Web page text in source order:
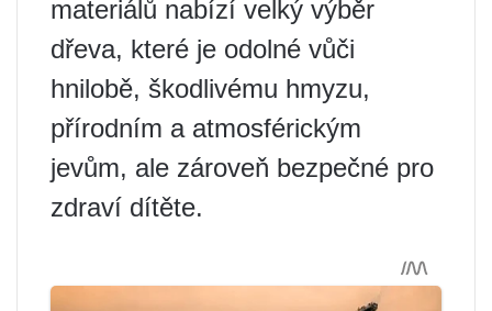
materiálů nabízí velký výběr
dřeva, které je odolné vůči
hnilobě, škodlivému hmyzu,
přírodním a atmosférickým
jevům, ale zároveň bezpečné pro
zdraví dítěte.